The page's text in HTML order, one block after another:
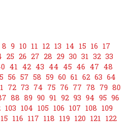
8 9 10 11 12 13 14 15 16 17
25 26 27 28 29 30 31 32 33
41 42 43 44 45 46 47 48
56 57 58 59 60 61 62 63 64
72 73 74 75 76 77 78 79 80
88 89 90 91 92 93 94 95 96
103 104 105 106 107 108 109
116 117 118 119 120 121 122